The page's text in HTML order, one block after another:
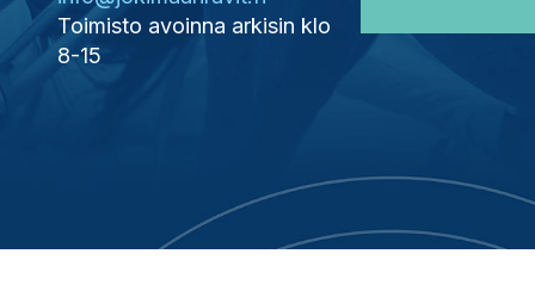
Toimisto avoinna arkisin klo
8-15